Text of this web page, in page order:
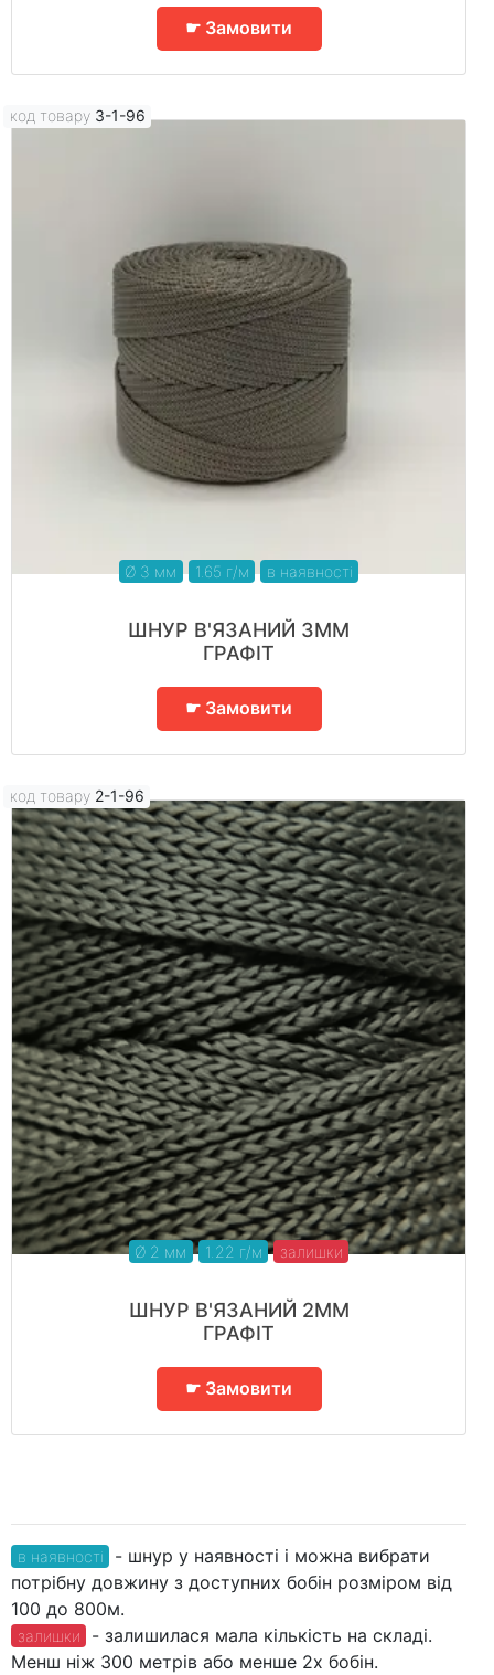
☛ Замовити
код товару 3-1-96
Ø 3 мм 1.65 г/м в наявності
ШНУР В'ЯЗАНИЙ 3ММ
ГРАФІТ
☛ Замовити
код товару 2-1-96
Ø 2 мм 1.22 г/м залишки
ШНУР В'ЯЗАНИЙ 2ММ
ГРАФІТ
☛ Замовити
в наявності
- шнур у наявності і можна вибрати
потрібну довжину з доступних бобін розміром від
100 до 800м.
залишки
- залишилася мала кількість на складі.
Менш ніж 300 метрів або менше 2х бобін.